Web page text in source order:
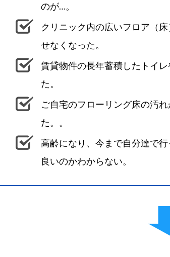
のが…。
クリニック内の広いフロア（
せなくなった。
賃貸物件の長年蓄積したトイ
た。
ご自宅のフローリング床の汚
た。。
高齢になり、今まで自分達で
良いのかわからない。